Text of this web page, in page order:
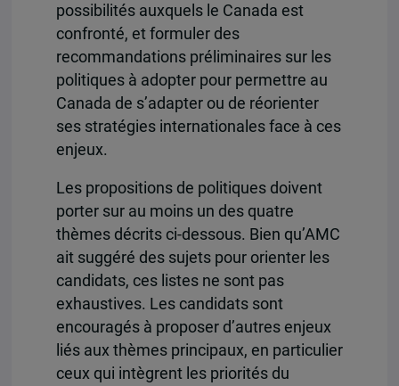
possibilités auxquels le Canada est
confronté, et formuler des
recommandations préliminaires sur les
politiques à adopter pour permettre au
Canada de s’adapter ou de réorienter
ses stratégies internationales face à ces
enjeux.
Les propositions de politiques doivent
porter sur au moins un des quatre
thèmes décrits ci-dessous. Bien qu’AMC
ait suggéré des sujets pour orienter les
candidats, ces listes ne sont pas
exhaustives. Les candidats sont
encouragés à proposer d’autres enjeux
liés aux thèmes principaux, en particulier
ceux qui intègrent les priorités du